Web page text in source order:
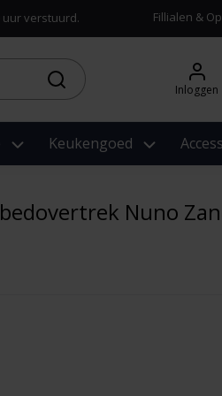
verstuurd. Fillialen &
Inloggen
Keukengoed
Nuno